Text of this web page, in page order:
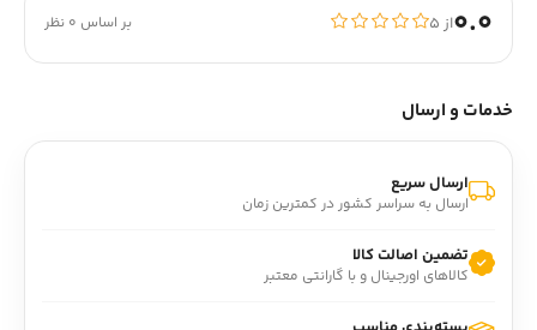
0.0از ۵ بر اساس 0 نظر
خدمات و ارسال
ارسال سریع
ارسال به سراسر کشور در کمترین زمان
تضمین اصالت کالا
کالاهای اورجینال و با گارانتی معتبر